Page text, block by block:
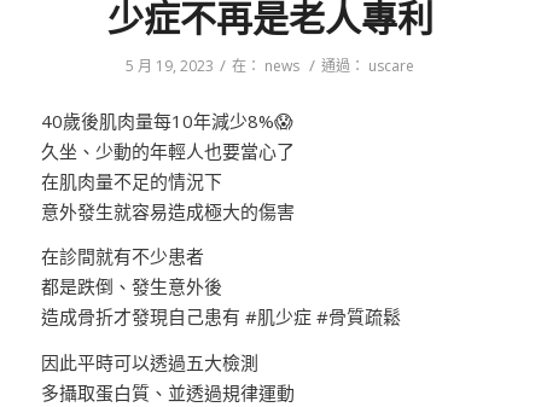
少症不再是老人專利
5 月 19, 2023 / 在： news / 通過： uscare
40歲後肌肉量每10年減少8%😱
久坐、少動的年輕人也要當心了
在肌肉量不足的情況下
意外發生就容易造成極大的傷害
在診間就有不少患者
都是跌倒、發生意外後
造成骨折才發現自己患有 #肌少症 #骨質疏鬆
因此平時可以透過五大檢測
多攝取蛋白質、並透過規律運動